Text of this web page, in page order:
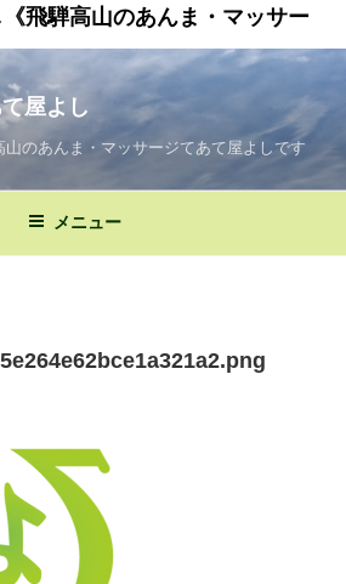
飛騨高山のあんま・マッサー
屋よし
山のあんま・マッサージてあて屋よしです
メニュー